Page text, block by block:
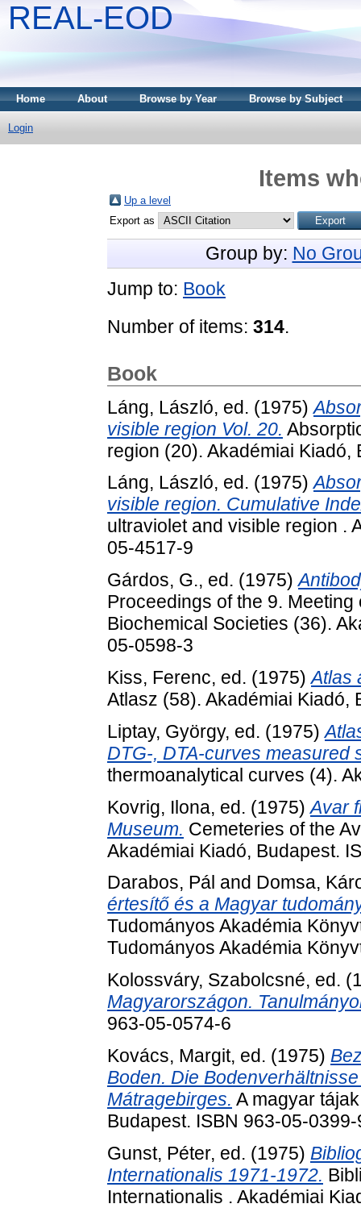
REAL-EOD
Home About Browse by Year Browse by Subject
Login
Items
Up a level
Export as
Group by: No
Jump to: Book
Number of items: 314.
Book
Láng, László, ed. (1975)
visible region Vol. 20.
region (20). Akadémiai Kiadó,
Láng, László, ed. (1975)
visible region. Cumulative
ultraviolet and visible region .
05-4517-9
Gárdos, G., ed. (1975)
Proceedings of the 9.
Biochemical Societies (36).
05-0598-3
Kiss, Ferenc, ed. (1975)Atlas
Atlasz (58). Akadémiai Kiadó,
Liptay, György, ed. (1975)
DTG-, DTA-curves measured
thermoanalytical curves (4).
Kovrig, Ilona, ed. (1975)Avar
Museum. Cemeteries of the
Akadémiai Kiadó, Budapest.
Darabos, Pál and Domsa,
értesítő és a Magyar
Tudományos Akadémia
Tudományos Akadémia
Kolossváry, Szabolcsné, ed.
Magyarországon.
963-05-0574-6
Kovács, Margit, ed. (1975)
Boden. Die
Mátragebirges. A magyar
Budapest. ISBN 963-05-0399-
Gunst, Péter, ed. (1975)
Internationalis 1971-1972.
Internationalis . Akadémiai